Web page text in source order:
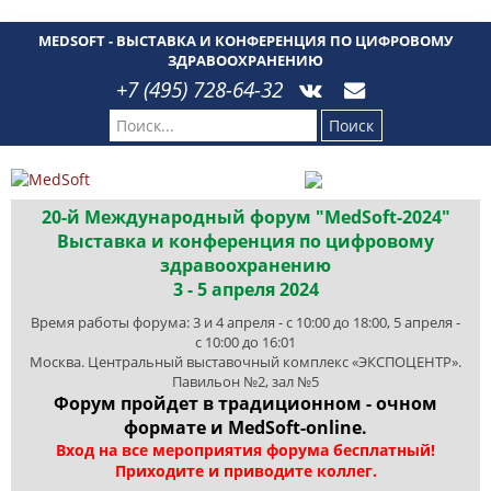
MEDSOFT - ВЫСТАВКА И КОНФЕРЕНЦИЯ ПО ЦИФРОВОМУ
ЗДРАВООХРАНЕНИЮ
+7 (495) 728-64-32
Поиск
20-й Международный форум "MedSoft-2024"
Выставка и конференция по цифровому
здравоохранению
3 - 5 апреля 2024
Время работы форума: 3 и 4 апреля - с 10:00 до 18:00, 5 апреля -
с 10:00 до 16:01
Москва. Центральный выставочный комплекс «ЭКСПОЦЕНТР».
Павильон №2, зал №5
Форум пройдет в традиционном - очном
формате и MedSoft-online.
Вход на все мероприятия форума бесплатный!
Приходите и приводите коллег.